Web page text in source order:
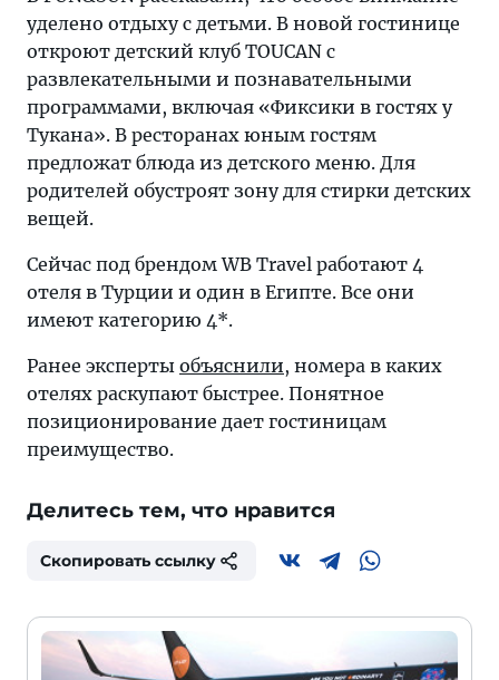
уделено отдыху с детьми. В новой гостинице
откроют детский клуб TOUCAN с
развлекательными и познавательными
программами, включая «Фиксики в гостях у
Тукана». В ресторанах юным гостям
предложат блюда из детского меню. Для
родителей обустроят зону для стирки детских
вещей.
Сейчас под брендом WB Travel работают 4
отеля в Турции и один в Египте. Все они
имеют категорию 4*.
Ранее эксперты объяснили, номера в каких
отелях раскупают быстрее. Понятное
позиционирование дает гостиницам
преимущество.
Делитесь тем, что нравится
Скопировать ссылку